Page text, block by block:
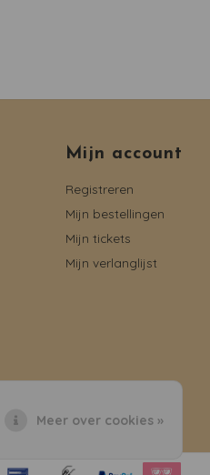
Mijn account
Registreren
Mijn bestellingen
Mijn tickets
Mijn verlanglijst
Meer over cookies »